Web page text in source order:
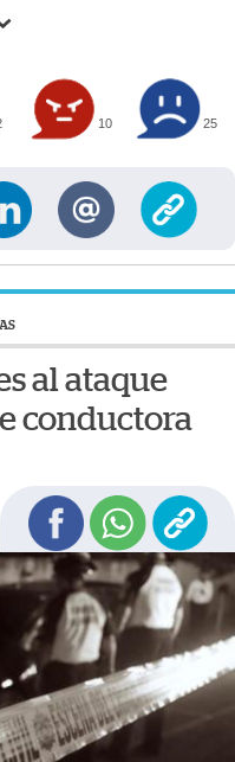
10 25
al ataque
conductora